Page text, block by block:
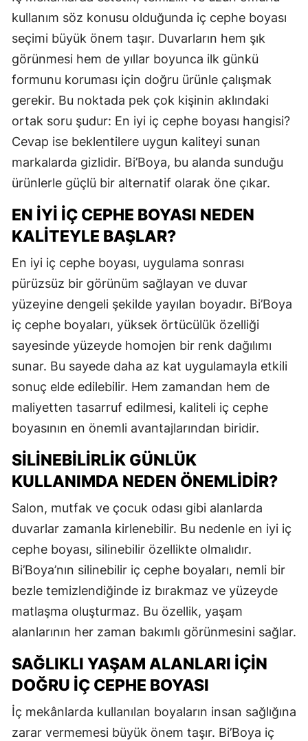
kullanım söz konusu olduğunda iç cephe boyası
seçimi büyük önem taşır. Duvarların hem şık
görünmesi hem de yıllar boyunca ilk günkü
formunu koruması için doğru ürünle çalışmak
gerekir. Bu noktada pek çok kişinin aklındaki
ortak soru şudur: En iyi iç cephe boyası hangisi?
Cevap ise beklentilere uygun kaliteyi sunan
markalarda gizlidir. Bi’Boya, bu alanda sunduğu
ürünlerle güçlü bir alternatif olarak öne çıkar.
EN İYI İÇ CEPHE BOYASI NEDEN
KALITEYLE BAŞLAR?
En iyi iç cephe boyası, uygulama sonrası
pürüzsüz bir görünüm sağlayan ve duvar
yüzeyine dengeli şekilde yayılan boyadır. Bi’Boya
iç cephe boyaları, yüksek örtücülük özelliği
sayesinde yüzeyde homojen bir renk dağılımı
sunar. Bu sayede daha az kat uygulamayla etkili
sonuç elde edilebilir. Hem zamandan hem de
maliyetten tasarruf edilmesi, kaliteli iç cephe
boyasının en önemli avantajlarından biridir.
SILINEBILIRLIK GÜNLÜK
KULLANIMDA NEDEN ÖNEMLIDIR?
Salon, mutfak ve çocuk odası gibi alanlarda
duvarlar zamanla kirlenebilir. Bu nedenle en iyi iç
cephe boyası, silinebilir özellikte olmalıdır.
Bi’Boya’nın silinebilir iç cephe boyaları, nemli bir
bezle temizlendiğinde iz bırakmaz ve yüzeyde
matlaşma oluşturmaz. Bu özellik, yaşam
alanlarının her zaman bakımlı görünmesini sağlar.
SAĞLIKLI YAŞAM ALANLARI İÇIN
DOĞRU İÇ CEPHE BOYASI
İç mekânlarda kullanılan boyaların insan sağlığına
zarar vermemesi büyük önem taşır. Bi’Boya iç